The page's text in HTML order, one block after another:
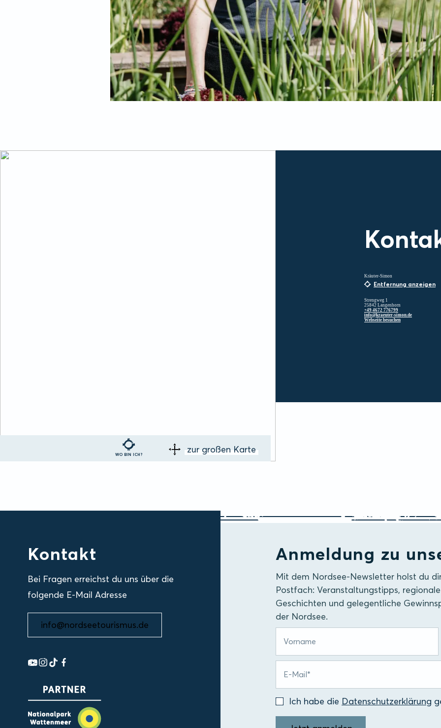
WO BIN ICH? zur großen Karte
Kräuter-Simon
Entfernung anzeigen
Strengweg 1
25842 Langenhorn
+49 4672 776799
info@kraeuter-simon.de
Webseite besuchen
Anmeldung zu
Mit dem Nordsee-Newsletter holst du
Postfach: Veranstaltungstipps,
Geschichten und gelegentliche
der Nordsee.
Ich habe die Datenschutzerklärung
Kontakt
Bei Fragen erreichst du uns über die
folgende E-Mail Adresse
info@nordseetourismus.de